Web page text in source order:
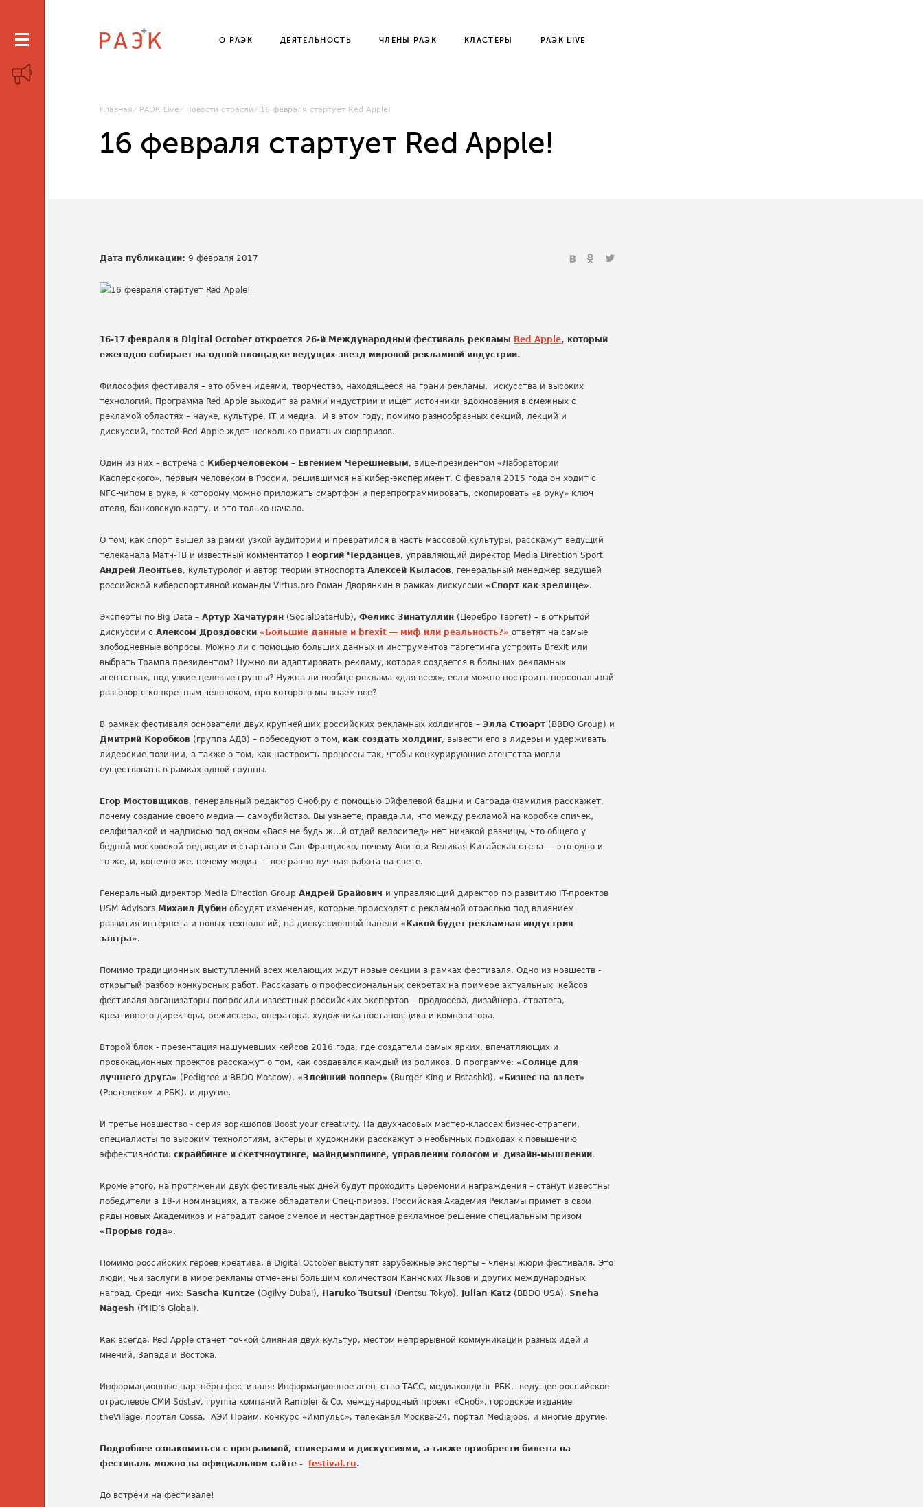
О РАЭК ДЕЯТЕЛЬНОСТЬ ЧЛЕНЫ РАЭК КЛАСТЕРЫ РАЭК LIVE
Главная РАЭК Live Новости отрасли 16 февраля стартует Red Apple!
16 февраля стартует Red Apple!
Дата публикации: 9 февраля 2017
16-17 февраля в Digital October откроется 26-й Международный фестиваль рекламы Red Apple, который
ежегодно собирает на одной площадке ведущих звезд мировой рекламной индустрии.
Философия фестиваля – это обмен идеями, творчество, находящееся на грани рекламы, искусства и высоких
технологий. Программа Red Apple выходит за рамки индустрии и ищет источники вдохновения в смежных с
рекламой областях – науке, культуре, IT и медиа. И в этом году, помимо разнообразных секций, лекций и
дискуссий, гостей Red Apple ждет несколько приятных сюрпризов.
Один из них – встреча с Киберчеловеком– Евгением Черешневым, вице-президентом «Лаборатории
Касперского», первым человеком в России, решившимся на кибер-эксперимент. С февраля 2015 года он ходит с
NFC-чипом в руке, к которому можно приложить смартфон и перепрограммировать, скопировать «в руку» ключ
отеля, банковскую карту, и это только начало.
О том, как спорт вышел за рамки узкой аудитории и превратился в часть массовой культуры, расскажут ведущий
телеканала Матч-ТВ и известный комментатор Георгий Черданцев, управляющий директор Media Direction Sport
Андрей Леонтьев, культуролог и автор теории этноспорта Алексей Кыласов, генеральный менеджер ведущей
российской киберспортивной команды Virtus.pro Роман Дворянкин в рамках дискуссии «Спорт как зрелище».
Эксперты по Big Data –Артур Хачатурян (SocialDataHub),Феликс Зинатуллин (Церебро Таргет) – в открытой
дискуссии сАлексом Дроздовски «Большие данные и brexit ― миф или реальность?» ответят на самые
злободневные вопросы. Можно ли с помощью больших данных и инструментов таргетинга устроить Brexit или
выбрать Трампа президентом? Нужно ли адаптировать рекламу, которая создается в больших рекламных
агентствах, под узкие целевые группы? Нужна ли вообще реклама «для всех», если можно построить персональный
разговор с конкретным человеком, про которого мы знаем все?
В рамках фестиваля основатели двух крупнейших российских рекламных холдингов –Элла Стюарт (BBDO Group) и
Дмитрий Коробков (группа АДВ) – побеседуют о том, как создать холдинг, вывести его в лидеры и удерживать
лидерские позиции, а также о том, как настроить процессы так, чтобы конкурирующие агентства могли
существовать в рамках одной группы.
Егор Мостовщиков, генеральный редактор Сноб.ру с помощью Эйфелевой башни и Саграда Фамилия расскажет,
почему создание своего медиа — самоубийство. Вы узнаете, правда ли, что между рекламой на коробке спичек,
селфипалкой и надписью под окном «Вася не будь ж…й отдай велосипед» нет никакой разницы, что общего у
бедной московской редакции и стартапа в Сан-Франциско, почему Авито и Великая Китайская стена — это одно и
то же, и, конечно же, почему медиа — все равно лучшая работа на свете.
Генеральный директор Media Direction Group Андрей Брайович и управляющий директор по развитию IT-проектов
USM Advisors Михаил Дубинобсудят изменения, которые происходят с рекламной отраслью под влиянием
развития интернета и новых технологий, на дискуссионной панели «Какой будет рекламная индустрия
завтра».
Помимо традиционных выступлений всех желающих ждут новые секции в рамках фестиваля. Одно из новшеств -
открытый разбор конкурсных работ. Рассказать о профессиональных секретах на примере актуальных кейсов
фестиваля организаторы попросили известных российских экспертов – продюсера, дизайнера, стратега,
креативного директора, режиссера, оператора, художника-постановщика и композитора.
Второй блок - презентация нашумевших кейсов 2016 года, где создатели самых ярких, впечатляющих и
провокационных проектов расскажут о том, как создавался каждый из роликов. В программе: «Солнце для
лучшего друга» (Pedigree и BBDO Moscow), «Злейший воппер» (Burger King и Fistashki), «Бизнес на взлет»
(Ростелеком и РБК), и другие.
И третье новшество - серия воркшопов Boost your creativity. На двухчасовых мастер-классах бизнес-стратеги,
специалисты по высоким технологиям, актеры и художники расскажут о необычных подходах к повышению
эффективности:скрайбинге и скетчноутинге, майндмэппинге, управлении голосом и дизайн-мышлении.
Кроме этого, на протяжении двух фестивальных дней будут проходить церемонии награждения – станут известны
победители в 18-и номинациях, а также обладатели Спец-призов. Российская Академия Рекламы примет в свои
ряды новых Академиков и наградит самое смелое и нестандартное рекламное решение специальным призом
«Прорыв года».
Помимо российских героев креатива, в Digital October выступят зарубежные эксперты – члены жюри фестиваля. Это
люди, чьи заслуги в мире рекламы отмечены большим количеством Каннских Львов и других международных
наград. Среди них: Sascha Kuntze (Ogilvy Dubai), Haruko Tsutsui (Dentsu Tokyo), Julian Katz (BBDO USA), Sneha
Nagesh (PHD’s Global).
Как всегда, Red Apple станет точкой слияния двух культур, местом непрерывной коммуникации разных идей и
мнений, Запада и Востока.
Информационные партнёры фестиваля: Информационное агентство ТАСС, медиахолдинг РБК, ведущее российское
отраслевое СМИ Sostav, группа компаний Rambler & Co, международный проект «Сноб», городское издание
theVillage, портал Cossa, АЭИ Прайм, конкурс «Импульс», телеканал Москва-24, портал Mediajobs, и многие другие.
Подробнее ознакомиться с программой, спикерами и дискуссиями, а также приобрести билеты на
фестиваль можно на официальном сайте -festival.ru.
До встречи на фестивале!